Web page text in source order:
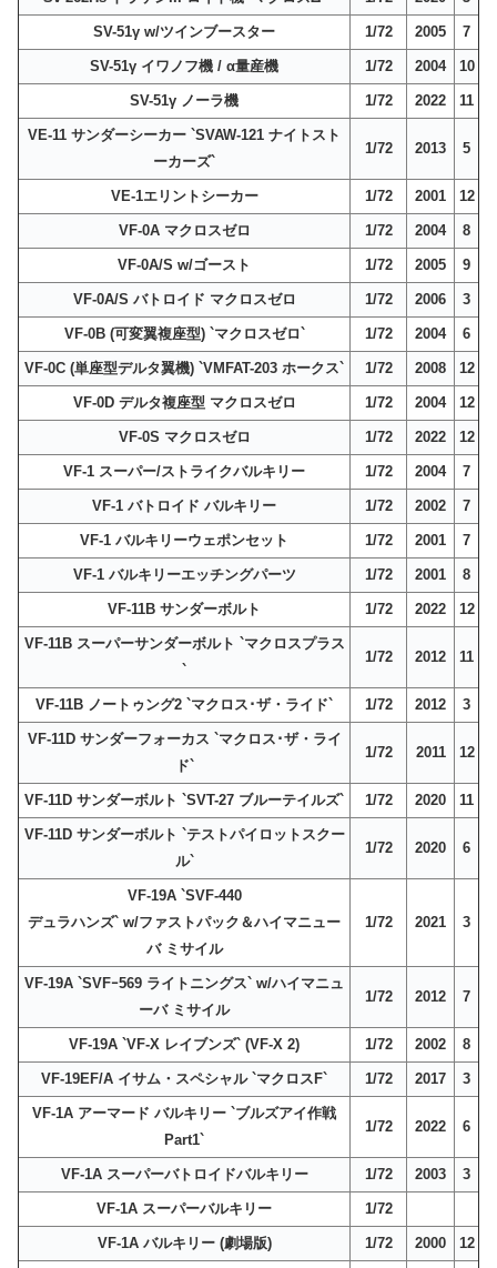
SV-51γ w/ツインブースター 1/72 2005 7
SV-51γ イワノフ機 / α量産機 1/72 2004 10
SV-51γ ノーラ機 1/72 2022 11
VE-11 サンダーシーカー `SVAW-121 ナイトスト
ーカーズ`
1/72 2013 5
VE-1エリントシーカー 1/72 2001 12
VF-0A マクロスゼロ 1/72 2004 8
VF-0A/S w/ゴースト 1/72 2005 9
VF-0A/S バトロイド マクロスゼロ 1/72 2006 3
VF-0B (可変翼複座型) `マクロスゼロ` 1/72 2004 6
VF-0C (単座型デルタ翼機) `VMFAT-203 ホークス` 1/72 2008 12
VF-0D デルタ複座型 マクロスゼロ 1/72 2004 12
VF-0S マクロスゼロ 1/72 2022 12
VF-1 スーパー/ストライクバルキリー 1/72 2004 7
VF-1 バトロイド バルキリー 1/72 2002 7
VF-1 バルキリーウェポンセット 1/72 2001 7
VF-1 バルキリーエッチングパーツ 1/72 2001 8
VF-11B サンダーボルト 1/72 2022 12
VF-11B スーパーサンダーボルト `マクロスプラス
`
1/72 2012 11
VF-11B ノートゥング2 `マクロス･ザ・ライド` 1/72 2012 3
VF-11D サンダーフォーカス `マクロス･ザ・ライ
ド`
1/72 2011 12
VF-11D サンダーボルト `SVT-27 ブルーテイルズ` 1/72 2020 11
VF-11D サンダーボルト `テストパイロットスクー
ル`
1/72 2020 6
VF-19A `SVF-440
デュラハンズ` w/ファストパック＆ハイマニュー
バ ミサイル
1/72 2021 3
VF-19A `SVFｰ569 ライトニングス` w/ハイマニュ
ーバ ミサイル
1/72 2012 7
VF-19A `VF-X レイブンズ` (VF-X 2) 1/72 2002 8
VF-19EF/A イサム・スペシャル `マクロスF` 1/72 2017 3
VF-1A アーマード バルキリー `ブルズアイ作戦
Part1`
1/72 2022 6
VF-1A スーパーバトロイドバルキリー 1/72 2003 3
VF-1A スーパーバルキリー 1/72
VF-1A バルキリー (劇場版) 1/72 2000 12